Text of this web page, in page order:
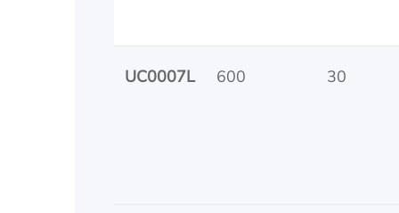
UC0007L 600 30